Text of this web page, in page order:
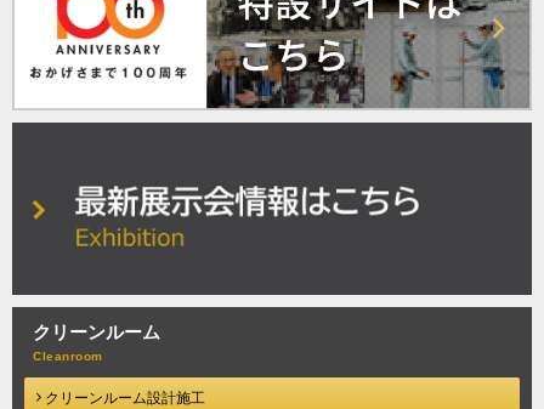
クリーンルーム
クリーンルーム設計施工